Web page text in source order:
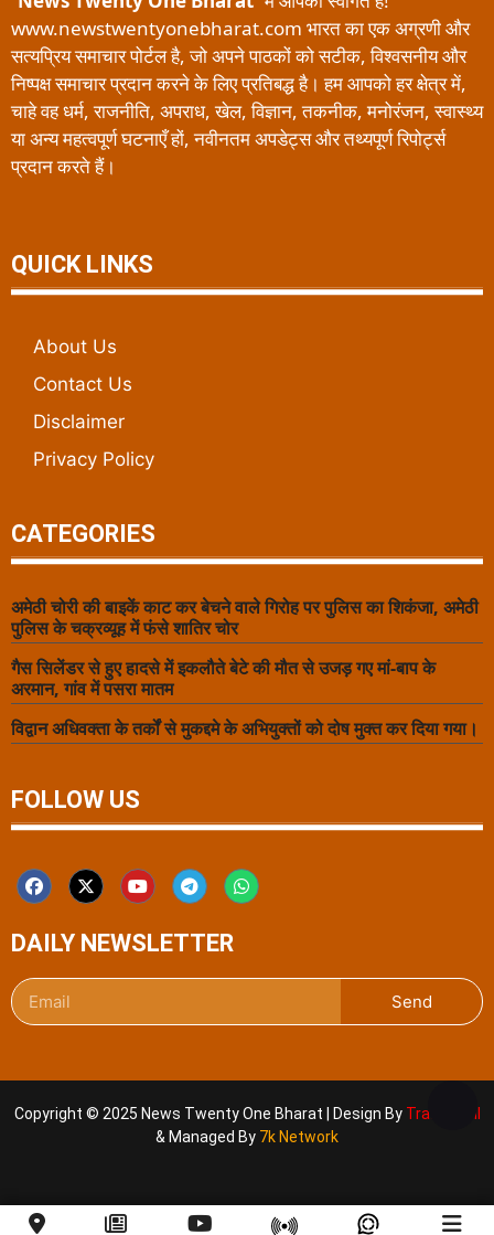
www.newstwentyonebharat.com भारत का एक अग्रणी और
सत्यप्रिय समाचार पोर्टल है, जो अपने पाठकों को सटीक, विश्वसनीय और
निष्पक्ष समाचार प्रदान करने के लिए प्रतिबद्ध है। हम आपको हर क्षेत्र में,
चाहे वह धर्म, राजनीति, अपराध, खेल, विज्ञान, तकनीक, मनोरंजन, स्वास्थ्य
या अन्य महत्वपूर्ण घटनाएँ हों, नवीनतम अपडेट्स और तथ्यपूर्ण रिपोर्ट्स
प्रदान करते हैं।
QUICK LINKS
About Us
Contact Us
Disclaimer
Privacy Policy
CATEGORIES
अमेठी चोरी की बाइकें काट कर बेचने वाले गिरोह पर पुलिस का शिकंजा, अमेठी
पुलिस के चक्रव्यूह में फंसे शातिर चोर
गैस सिलेंडर से हुए हादसे में इकलौते बेटे की मौत से उजड़ गए मां-बाप के
अरमान, गांव में पसरा मातम
विद्वान अधिवक्ता के तर्कों से मुकद्दमे के अभियुक्तों को दोष मुक्त कर दिया गया।
FOLLOW US
DAILY NEWSLETTER
Send
Copyright © 2025 News Twenty One Bharat | Design By Traffic Tail
& Managed By 7k Network